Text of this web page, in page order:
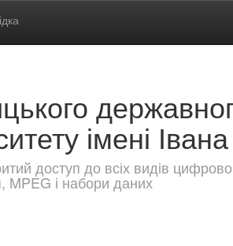
імені
доступ до всіх видів
MPEG і набори даних